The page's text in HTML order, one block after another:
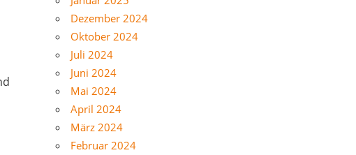
Dezember 2024
Oktober 2024
Juli 2024
Juni 2024
Mai 2024
April 2024
März 2024
Februar 2024